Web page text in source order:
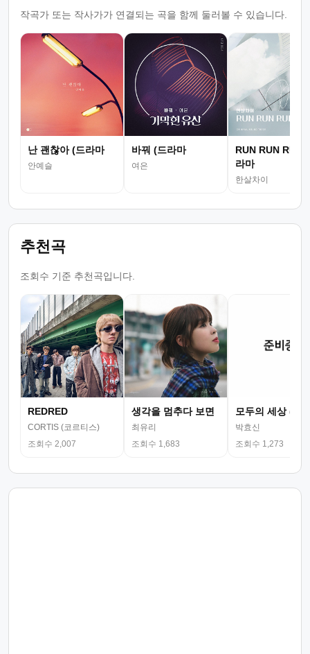
작곡가 또는 작사가가 연결되는 곡을 함께 둘러볼 수 있습니다.
난 괜찮아 (드라마
안예슬
바꿔 (드라마
여은
RUN RUN RUN(
라마
한살차이
추천곡
조회수 기준 추천곡입니다.
REDRED
CORTIS (코르티스)
조회수 2,007
생각을 멈추다 보면
최유리
조회수 1,683
모두의 세상 (뮤
박효신
조회수 1,273